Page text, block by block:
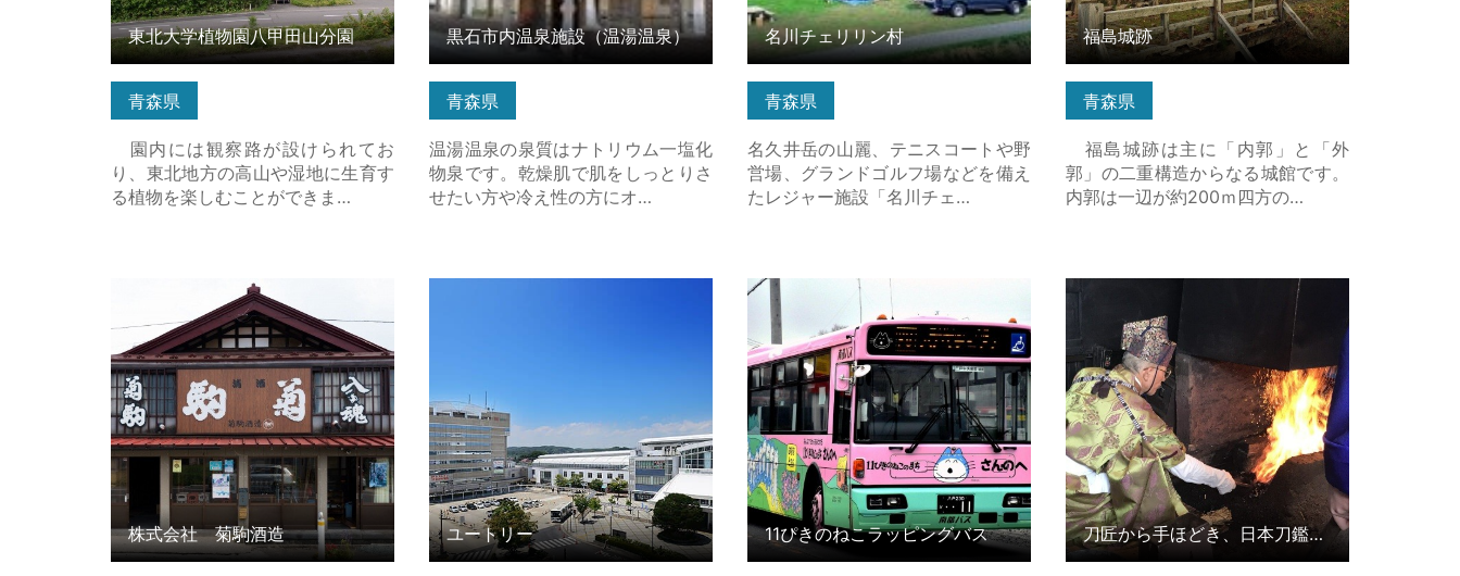
青森県
園内には観察路が設けられてお
り、東北地方の高山や湿地に生育す
る植物を楽しむことができま…
東北大学植物園八甲田山分園
青森県
温湯温泉の泉質はナトリウム一塩化
物泉です。乾燥肌で肌をしっとりさ
せたい方や冷え性の方にオ…
黒石市内温泉施設（温湯温泉）
青森県
名久井岳の山麗、テニスコートや野
営場、グランドゴルフ場などを備え
たレジャー施設「名川チェ…
名川チェリリン村
青森県
福島城跡は主に「内郭」と「外
郭」の二重構造からなる城館です。
内郭は一辺が約200ｍ四方の…
福島城跡
株式会社 菊駒酒造 の詳細はこちら
株式会社 菊駒酒造 ユートリー
11ぴきのねこラッピングバス の詳細
はこちら
11ぴきのねこラッピングバス
刀匠から手ほどき、日本刀鑑賞とお
刀匠から手ほどき、日本刀鑑賞とお手入れ体験